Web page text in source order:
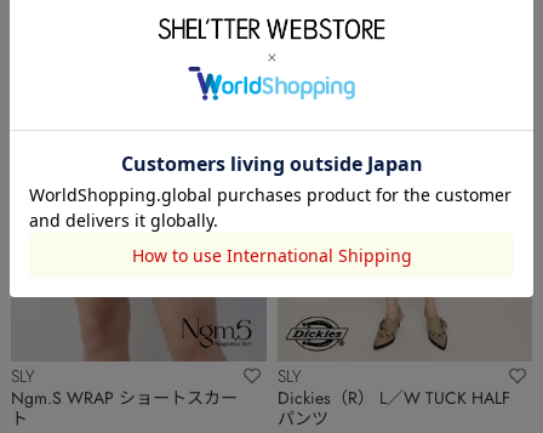
SLY
Ngm.S WRAP ショートスカー
ト
SLY
Dickies（R） L／W TUCK HALF
パンツ